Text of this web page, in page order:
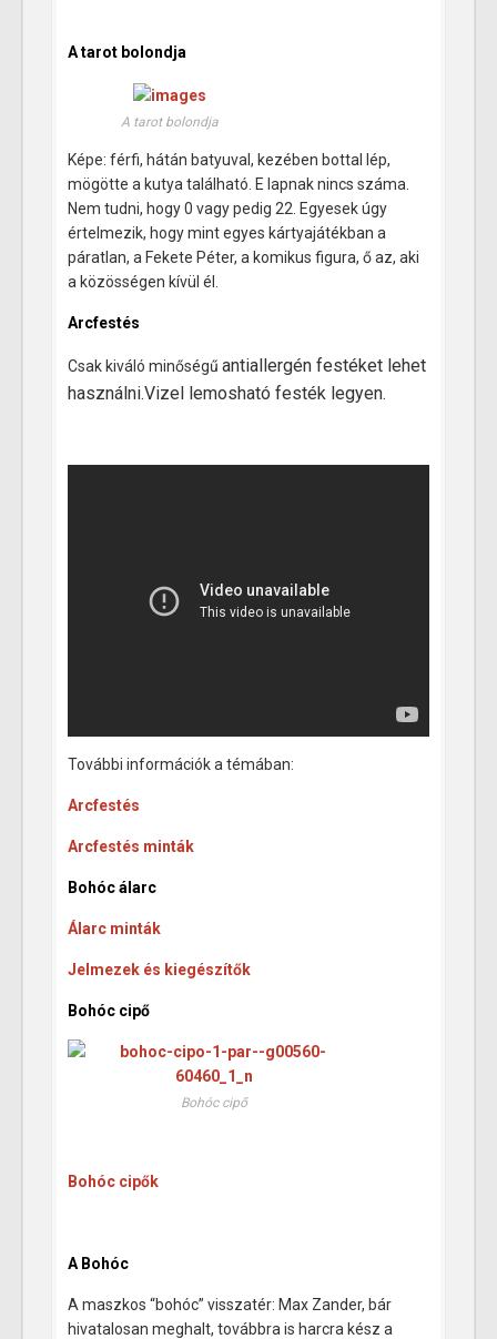
Atarot bolondja
A tarot bolondja
Képe: férfi, hátán batyuval, kezében bottal lép,
mögötte a kutya található. E lapnak nincs száma.
Nem tudni, hogy 0 vagy pedig 22. Egyesek úgy
értelmezik, hogy mint egyes kártyajátékban a
páratlan, a Fekete Péter, a komikus figura, ő az, aki
a közösségen kívül él.
Arcfestés
Csak kiváló minőségű antiallergén festéket lehet
használni.Vizel lemosható festék legyen.
További információk a témában:
Arcfestés
Arcfestés minták
Bohóc álarc
Álarc minták
Jelmezek és kiegészítők
Bohóc cipő
Bohóc cipő
Bohóc cipők
A Bohóc
A maszkos “bohóc” visszatér: Max Zander, bár
hivatalosan meghalt, továbbra is harcra kész a